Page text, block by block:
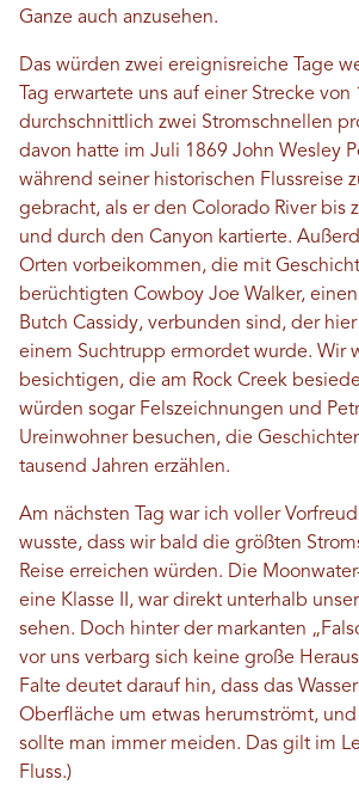
Ganze auch anzusehen.
Das würden zwei ereignisreiche Tage
Tag erwartete uns auf einer Strecke von
durchschnittlich zwei Stromschnellen
davon hatte im Juli 1869 John Wesley
während seiner historischen Flussreise
gebracht, als er den Colorado River bis
und durch den Canyon kartierte.
Orten vorbeikommen, die mit
berüchtigten Cowboy Joe Walker,
Butch Cassidy, verbunden sind, der
einem Suchtrupp ermordet wurde. Wir
besichtigen, die am Rock Creek
würden sogar Felszeichnungen und
Ureinwohner besuchen, die
tausend Jahren erzählen.
Am nächsten Tag war ich voller
wusste, dass wir bald die größten
Reise erreichen würden. Die
eine Klasse II, war direkt unterhalb
sehen. Doch hinter der markanten
vor uns verbarg sich keine große
Falte deutet darauf hin, dass das
Oberfläche um etwas herumströmt,
sollte man immer meiden. Das gilt im
Fluss.)